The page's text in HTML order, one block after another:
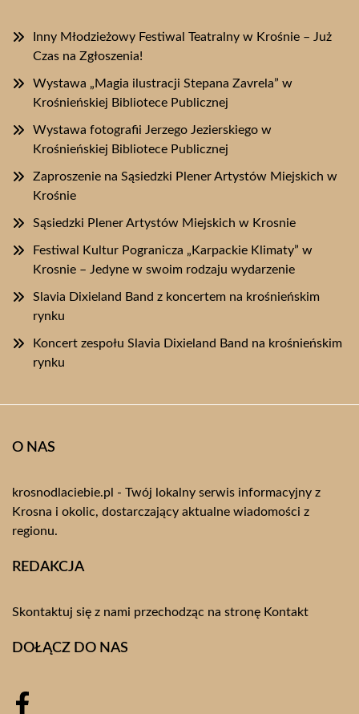
Inny Młodzieżowy Festiwal Teatralny w Krośnie – Już
Czas na Zgłoszenia!
Wystawa „Magia ilustracji Stepana Zavrela” w
Krośnieńskiej Bibliotece Publicznej
Wystawa fotografii Jerzego Jezierskiego w
Krośnieńskiej Bibliotece Publicznej
Zaproszenie na Sąsiedzki Plener Artystów Miejskich w
Krośnie
Sąsiedzki Plener Artystów Miejskich w Krosnie
Festiwal Kultur Pogranicza „Karpackie Klimaty” w
Krosnie – Jedyne w swoim rodzaju wydarzenie
Slavia Dixieland Band z koncertem na krośnieńskim
rynku
Koncert zespołu Slavia Dixieland Band na krośnieńskim
rynku
O NAS
krosnodlaciebie.pl - Twój lokalny serwis informacyjny z
Krosna i okolic, dostarczający aktualne wiadomości z
regionu.
REDAKCJA
Skontaktuj się z nami przechodząc na stronę Kontakt
DOŁĄCZ DO NAS